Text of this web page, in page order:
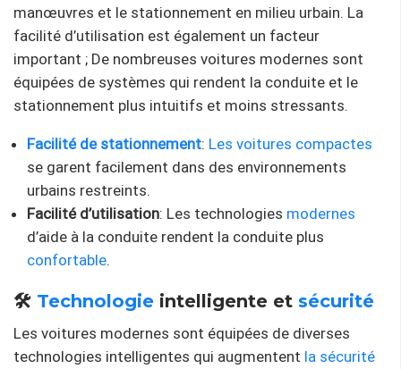
manœuvres et le stationnement en milieu urbain. La
facilité d’utilisation est également un facteur
important ; De nombreuses voitures modernes sont
équipées de systèmes qui rendent la conduite et le
stationnement plus intuitifs et moins stressants.
Facilité de stationnement: Les voitures compactes
se garent facilement dans des environnements
urbains restreints.
Facilité d’utilisation: Les technologies modernes
d’aide à la conduite rendent la conduite plus
confortable.
🛠 Technologie intelligente et sécurité
Les voitures modernes sont équipées de diverses
technologies intelligentes qui augmentent la sécurité